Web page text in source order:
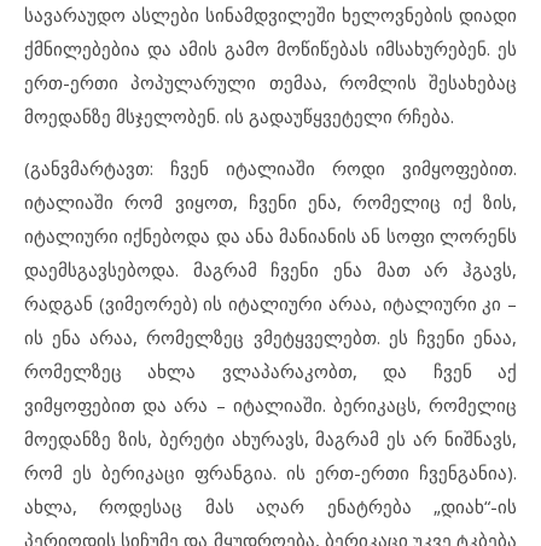
სავარაუდო ასლები სინამდვილეში ხელოვნების დიადი
ქმნილებებია და ამის გამო მოწიწებას იმსახურებენ. ეს
ერთ-ერთი პოპულარული თემაა, რომლის შესახებაც
მოედანზე მსჯელობენ. ის გადაუწყვეტელი რჩება.
(განვმარტავთ: ჩვენ იტალიაში როდი ვიმყოფებით.
იტალიაში რომ ვიყოთ, ჩვენი ენა, რომელიც იქ ზის,
იტალიური იქნებოდა და ანა მანიანის ან სოფი ლორენს
დაემსგავსებოდა. მაგრამ ჩვენი ენა მათ არ ჰგავს,
რადგან (ვიმეორებ) ის იტალიური არაა, იტალიური კი –
ის ენა არაა, რომელზეც ვმეტყველებთ. ეს ჩვენი ენაა,
რომელზეც ახლა ვლაპარაკობთ, და ჩვენ აქ
ვიმყოფებით და არა – იტალიაში. ბერიკაცს, რომელიც
მოედანზე ზის, ბერეტი ახურავს, მაგრამ ეს არ ნიშნავს,
რომ ეს ბერიკაცი ფრანგია. ის ერთ-ერთი ჩვენგანია).
ახლა, როდესაც მას აღარ ენატრება „დიახ“-ის
პერიოდის სიჩუმე და მყუდროება, ბერიკაცი უკვე ტკბება